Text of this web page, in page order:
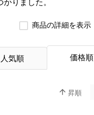
商品の詳細を表示
人気順 価格順
昇順